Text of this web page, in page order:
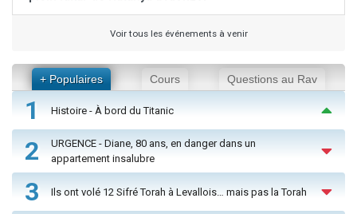
Voir tous les événements à venir
+ Populaires Cours Questions au Rav
1 Histoire - À bord du Titanic
2
URGENCE - Diane, 80 ans, en danger dans un
appartement insalubre
3 Ils ont volé 12 Sifré Torah à Levallois… mais pas la Torah